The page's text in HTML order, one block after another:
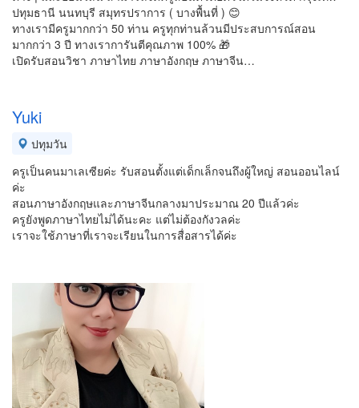
ปทุมธานี นนทบุรี สมุทรปราการ ( บางพื้นที่ ) 😊
ทางเรามีครูมากกว่า 50 ท่าน ครูทุกท่านล้วนมีประสบการณ์สอน
มากกว่า 3 ปี ทางเราการันตีคุณภาพ 100% 🎁
เปิดรับสอนวิชา ภาษาไทย ภาษาอังกฤษ ภาษาจีน…
Yuki
ปทุมวัน
ครูเป็นคนมาเลเซียค่ะ รับสอนตั้งแต่เด็กเล็กจนถึงผู้ใหญ่ สอนออนไลน์
ค่ะ
สอนภาษาอังกฤษและภาษาจีนกลางมาประมาณ 20 ปีแล้วค่ะ
ครูยังพูดภาษาไทยไม่ได้นะคะ แต่ไม่ต้องกังวลค่ะ
เราจะใช้ภาษาที่เราจะเรียนในการสื่อสารได้ค่ะ